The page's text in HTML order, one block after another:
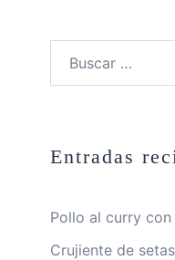
Entradas
Pollo al curry
Crujiente de